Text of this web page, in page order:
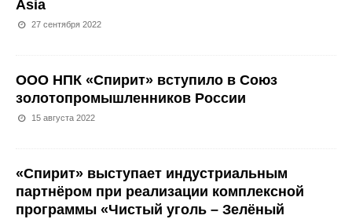
Asia
27 сентября 2022
ООО НПК «Спирит» вступило в Союз
золотопромышленников России
15 августа 2022
«Спирит» выступает индустриальным
партнёром при реализации комплексной
программы «Чистый уголь – Зелёный